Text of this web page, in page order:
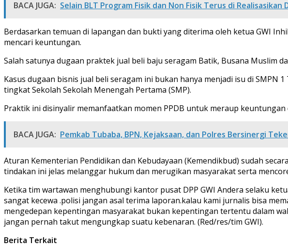
BACA JUGA: Selain BLT Program Fisik dan Non Fisik Terus di Realisasikan
Berdasarkan temuan di lapangan dan bukti yang diterima oleh ketua GWI
mencari keuntungan.
Salah satunya dugaan praktek jual beli baju seragam Batik, Busana Muslim
Kasus dugaan bisnis jual beli seragam ini bukan hanya menjadi isu di
tingkat Sekolah Sekolah Menengah Pertama (SMP).
Praktik ini disinyalir memanfaatkan momen PPDB untuk meraup
BACA JUGA: Pemkab Tubaba, BPN, Kejaksaan, dan Polres Bersinergi
Aturan Kementerian Pendidikan dan Kebudayaan (Kemendikbud) sudah
tindakan ini jelas melanggar hukum dan merugikan masyarakat serta
Ketika tim wartawan menghubungi kantor pusat DPP GWI Andera selaku
sangat kecewa .polisi jangan asal terima laporan.kalau kami jurnalis bisa
mengedepan kepentingan masyarakat bukan kepentingan tertentu dalam
jangan pernah takut mengungkap suatu kebenaran. (Red/res/tim GWI).
Berita Terkait